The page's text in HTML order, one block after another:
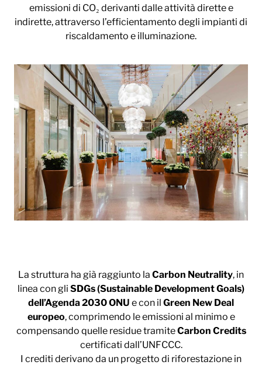
emissioni di CO₂ derivanti dalle attività dirette e
indirette, attraverso l’efficientamento degli impianti di
riscaldamento e illuminazione.
La struttura ha già raggiunto la Carbon Neutrality, in
linea con gli SDGs (Sustainable Development Goals)
dell’Agenda 2030 ONU e con il Green New Deal
europeo, comprimendo le emissioni al minimo e
compensando quelle residue tramiteCarbon Credits
certificati dall’UNFCCC.
I crediti derivano da un progetto di riforestazione in